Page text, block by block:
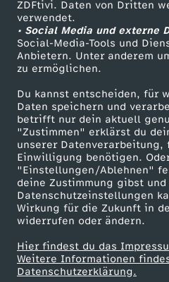
ZDFtivi. Daten von Dritten
verwendet.
• Social Media und externe
Social-Media-Tools und
Anbietern. Unter anderem
zu ermöglichen.
Du kannst entscheiden, für
Daten speichern und
betrifft nur dein aktuell
"Zustimmen" erklärst du
unserer Datenverarbeitung,
Einwilligung benötigen.
"Einstellungen/Ablehnen"
deine Zustimmung gibst
Datenschutzeinstellungen
Wirkung für die Zukunft in
widerrufen oder ändern.
Hier findest du das
Weitere Informationen
Datenschutzerklärung.
ZDF Unternehmen
Karriere
ZDF goes Schule
Werbefernsehen
Mainzelmännchen
Partner